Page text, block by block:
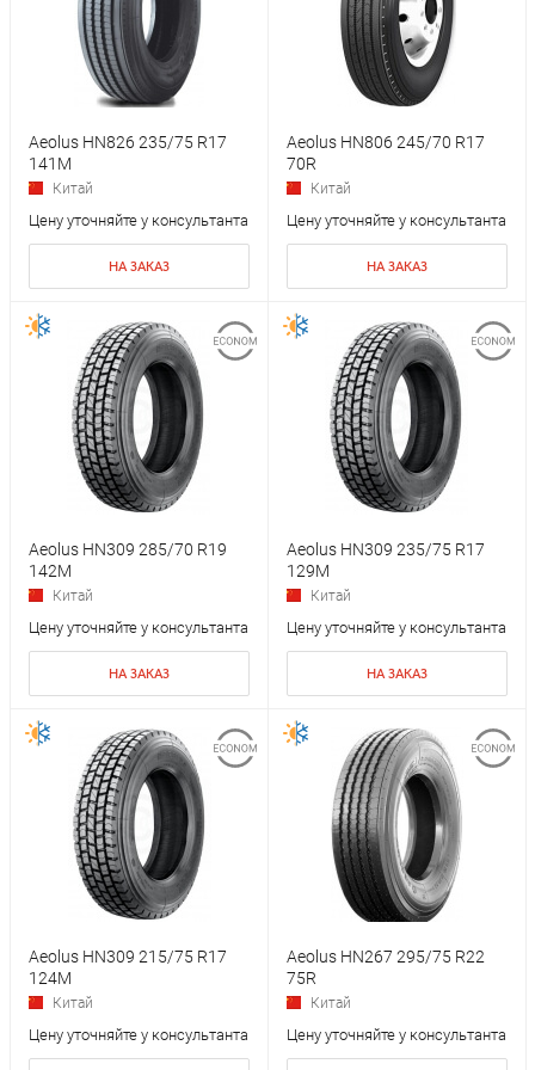
Aeolus HN826 235/75 R17
141M
Китай
Цену уточняйте у консультанта
НА ЗАКАЗ
Aeolus HN806 245/70 R17
70R
Китай
Цену уточняйте у консультанта
НА ЗАКАЗ
Aeolus HN309 285/70 R19
142M
Китай
Цену уточняйте у консультанта
НА ЗАКАЗ
Aeolus HN309 235/75 R17
129M
Китай
Цену уточняйте у консультанта
НА ЗАКАЗ
Aeolus HN309 215/75 R17
124M
Китай
Цену уточняйте у консультанта
Aeolus HN267 295/75 R22
75R
Китай
Цену уточняйте у консультанта